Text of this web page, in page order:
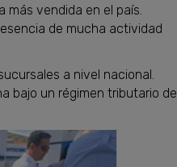
más vendida en el país.
de mucha actividad
a nivel nacional.
bajo un régimen tributario de